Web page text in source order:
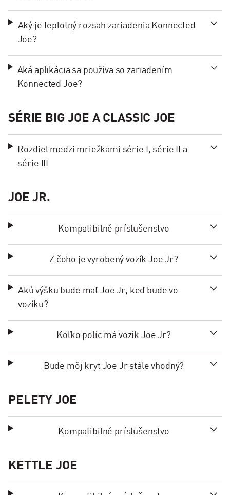
Aký je teplotný rozsah zariadenia Konnected
Joe?
Aká aplikácia sa používa so zariadením
Konnected Joe?
SÉRIE BIG JOE A CLASSIC JOE
Rozdiel medzi mriežkami série I, série II a
série III
JOE JR.
Kompatibilné príslušenstvo
Z čoho je vyrobený vozík Joe Jr?
Akú výšku bude mať Joe Jr, keď bude vo
vozíku?
Koľko políc má vozík Joe Jr?
Bude môj kryt Joe Jr stále vhodný?
PELETY JOE
Kompatibilné príslušenstvo
KETTLE JOE